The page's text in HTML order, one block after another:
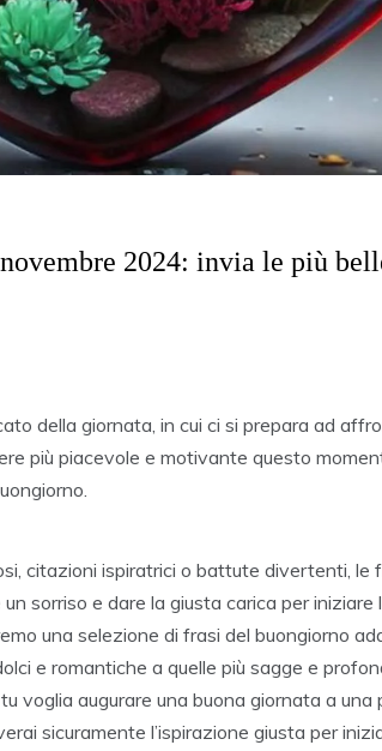
2024: invia le più
della giornata, in cui ci si prepara ad
più piacevole e motivante questo
citazioni ispiratrici o battute divertenti, le
sorriso e dare la giusta carica per iniziare
una selezione di frasi del buongiorno
e romantiche a quelle più sagge e
voglia augurare una buona giornata a una
sicuramente l’ispirazione giusta per